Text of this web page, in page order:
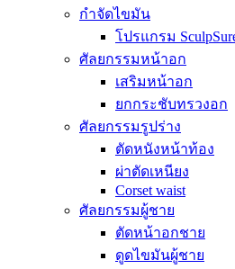
กำจัดไขมัน
โปรแกรม
ศัลยกรรมหน้าอก
เสริมหน้าอก
ยกกระชับทรวงอก
ศัลยกรรมรูปร่าง
ตัดหนังหน้าท้อง
ผ่าตัดเหนียง
Corset waist
ศัลยกรรมผู้ชาย
ตัดหน้าอกชาย
ดูดไขมันผู้ชาย